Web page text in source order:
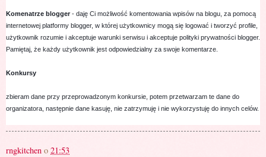
Komenatrze blogger - daję Ci możliwość komentowania wpisów na blogu, za pomocą
internetowej platformy blogger, w której użytkownicy mogą się logować i tworzyć profile,
użytkownik rozumie i akceptuje warunki serwisu i akceptuje polityki prywatności blogger.
Pamiętaj, że każdy użytkownik jest odpowiedzialny za swoje komentarze.
Konkursy
zbieram dane przy przeprowadzonym konkursie, potem przetwarzam te dane do
organizatora, następnie dane kasuję, nie zatrzymuję i nie wykorzystuję do innych celów.
rngkitchen o 21:53